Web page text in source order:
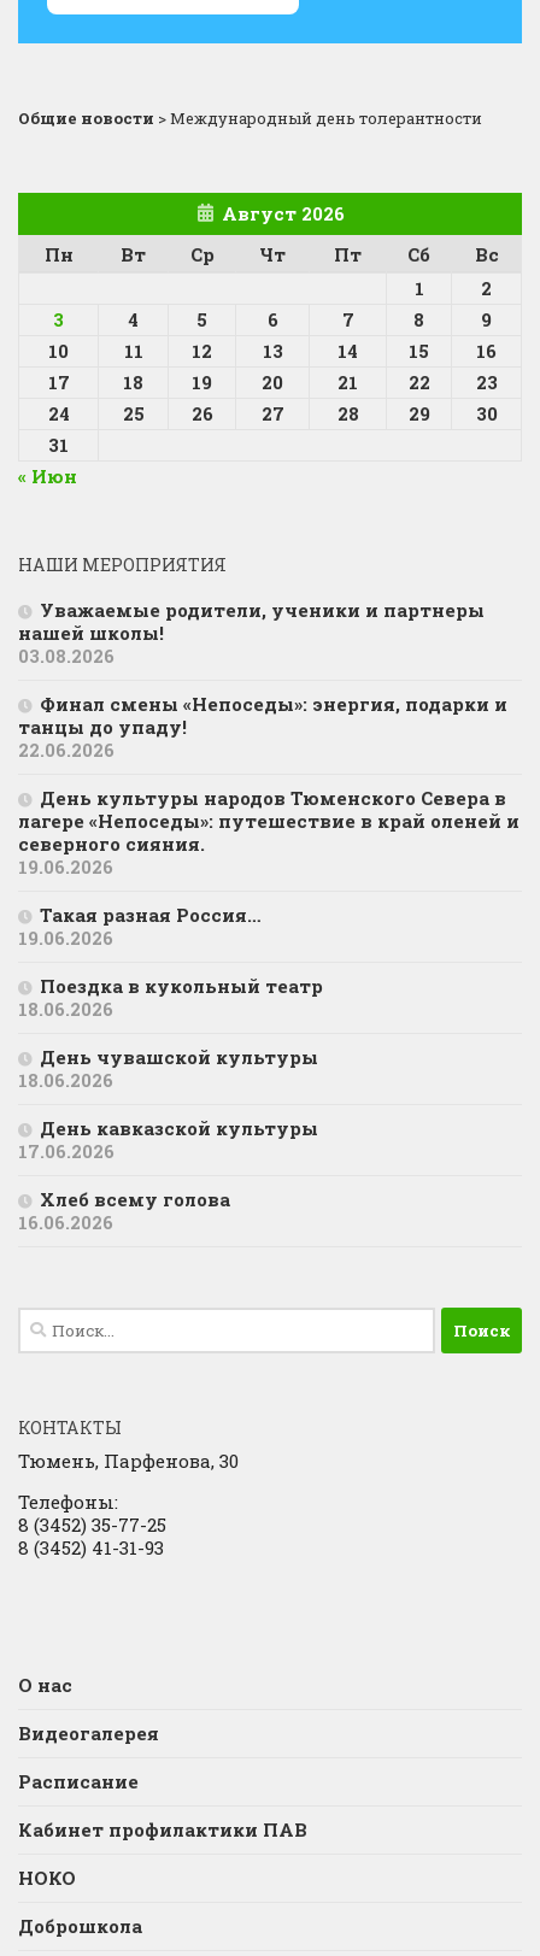
Общие новости >Международный день толерантности
Август 2026
Пн
Вт Ср Чт Пт Сб
Вс
1
2
3
4 5 6 7 8
9
10
11 12 13 14 15
16
17
18 19 20 21 22
23
24
25 26 27 28 29
30
31
« Июн
НАШИ МЕРОПРИЯТИЯ
Уважаемые родители, ученики и партнеры
нашей школы!
03.08.2026
Финал смены «Непоседы»: энергия, подарки и
танцы до упаду!
22.06.2026
День культуры народов Тюменского Севера в
лагере «Непоседы»: путешествие в край оленей и
северного сияния.
19.06.2026
Такая разная Россия…
19.06.2026
Поездка в кукольный театр
18.06.2026
День чувашской культуры
18.06.2026
День кавказской культуры
17.06.2026
Хлеб всему голова
16.06.2026
Найти:
КОНТАКТЫ
Тюмень, Парфенова, 30
Телефоны:
8 (3452) 35-77-25
8 (3452) 41-31-93
О нас
Видеогалерея
Расписание
Кабинет профилактики ПАВ
НОКО
Доброшкола